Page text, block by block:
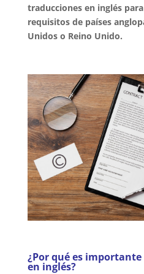
traducciones en inglés
requisitos de países
Unidos o Reino Unido.
¿Por qué es
en inglés?